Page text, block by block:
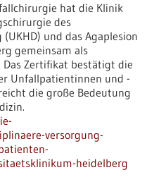
hat die Klinik
des
und das Agaplesion
gemeinsam als
Zertifikat bestätigt die
Unfallpatientinnen und -
die große Bedeutung
versorgung-
heidelberg